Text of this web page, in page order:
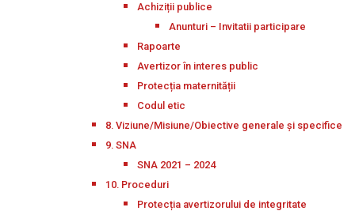
Achiziții publice
Anunturi – Invitatii participare
Rapoarte
Avertizor în interes public
Protecția maternității
Codul etic
8. Viziune/Misiune/Obiective generale și specifice
9. SNA
SNA 2021 – 2024
10. Proceduri
Protecția avertizorului de integritate